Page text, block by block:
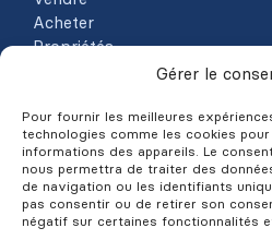
Gérer le
Pour fournir les meilleures
technologies comme les cookies
informations des appareils. Le
nous permettra de traiter des
de navigation ou les identifiants
pas consentir ou de retirer son
négatif sur certaines fonctionnalités
Acheter
Propriétés
Blogue
Explorer les propriétés
Par catégories
Par régions